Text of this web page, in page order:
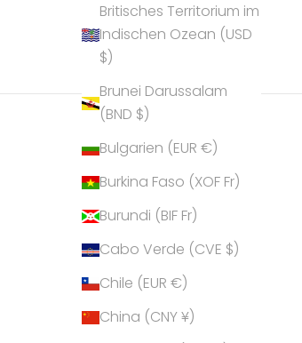
Britisches Territorium im
Indischen Ozean (USD
$)
Brunei Darussalam
(BND $)
Bulgarien (EUR €)
Burkina Faso (XOF Fr)
Burundi (BIF Fr)
Cabo Verde (CVE $)
Chile (EUR €)
China (CNY ¥)